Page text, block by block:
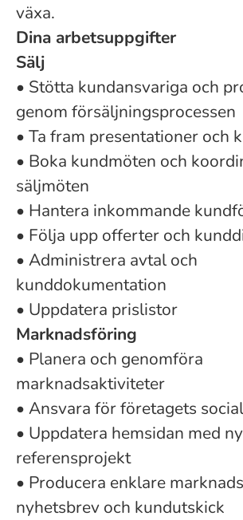
växa.
Dina arbetsuppgifter
Sälj
• Stötta kundansvariga och
genom försäljningsprocessen
• Ta fram presentationer och
• Boka kundmöten och
säljmöten
• Hantera inkommande
• Följa upp offerter och
• Administrera avtal och
kunddokumentation
• Uppdatera prislistor
Marknadsföring
• Planera och genomföra
marknadsaktiviteter
• Ansvara för företagets
• Uppdatera hemsidan med
referensprojekt
• Producera enklare
nyhetsbrev och kundutskick